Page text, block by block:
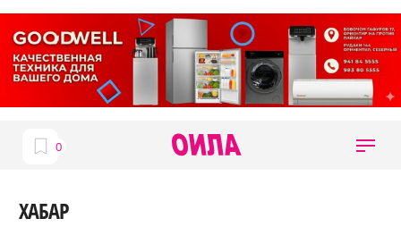
ХАБАР